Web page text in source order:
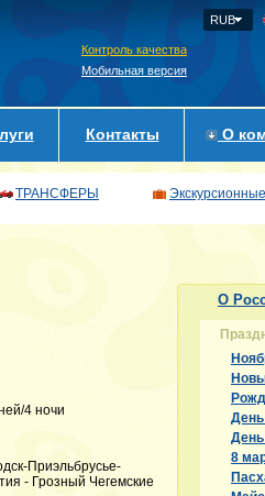
Контроль качества
Мобильная версия
RUB
Контакты О
ТРАНСФЕРЫ
4 ночи
Приэльбрусье-
- Грозный Чегемские
О
День
День
8